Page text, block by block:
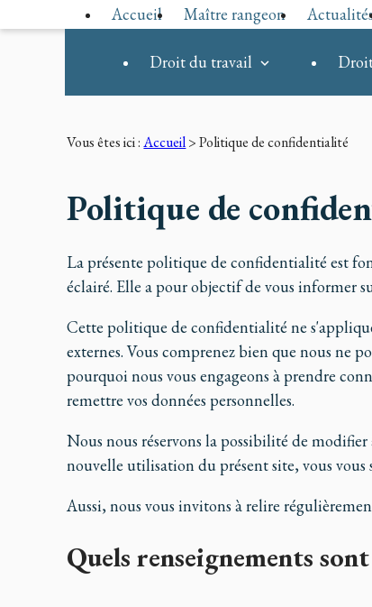
Accueil Maître rangeon
Droit du travail
Vous êtes ici :Accueil> Politique de confidentialité
Politique de
La présente politique de confidentialité est
éclairé. Elle a pour objectif de vous informer
Cette politique de confidentialité ne
externes. Vous comprenez bien que nous ne
pourquoi nous vous engageons à prendre
remettre vos données personnelles.
Nous nous réservons la possibilité de
nouvelle utilisation du présent site, vous
Aussi, nous vous invitons à relire
Quels renseignements
Panneau de gestion des cookies